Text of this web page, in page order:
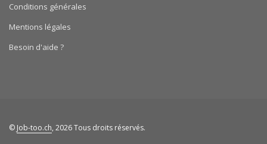
Conditions générales
Mentions légales
Besoin d'aide ?
© Job-too.ch, 2026 Tous droits réservés.